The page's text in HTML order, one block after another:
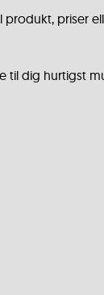
priser
til dig hurtigst